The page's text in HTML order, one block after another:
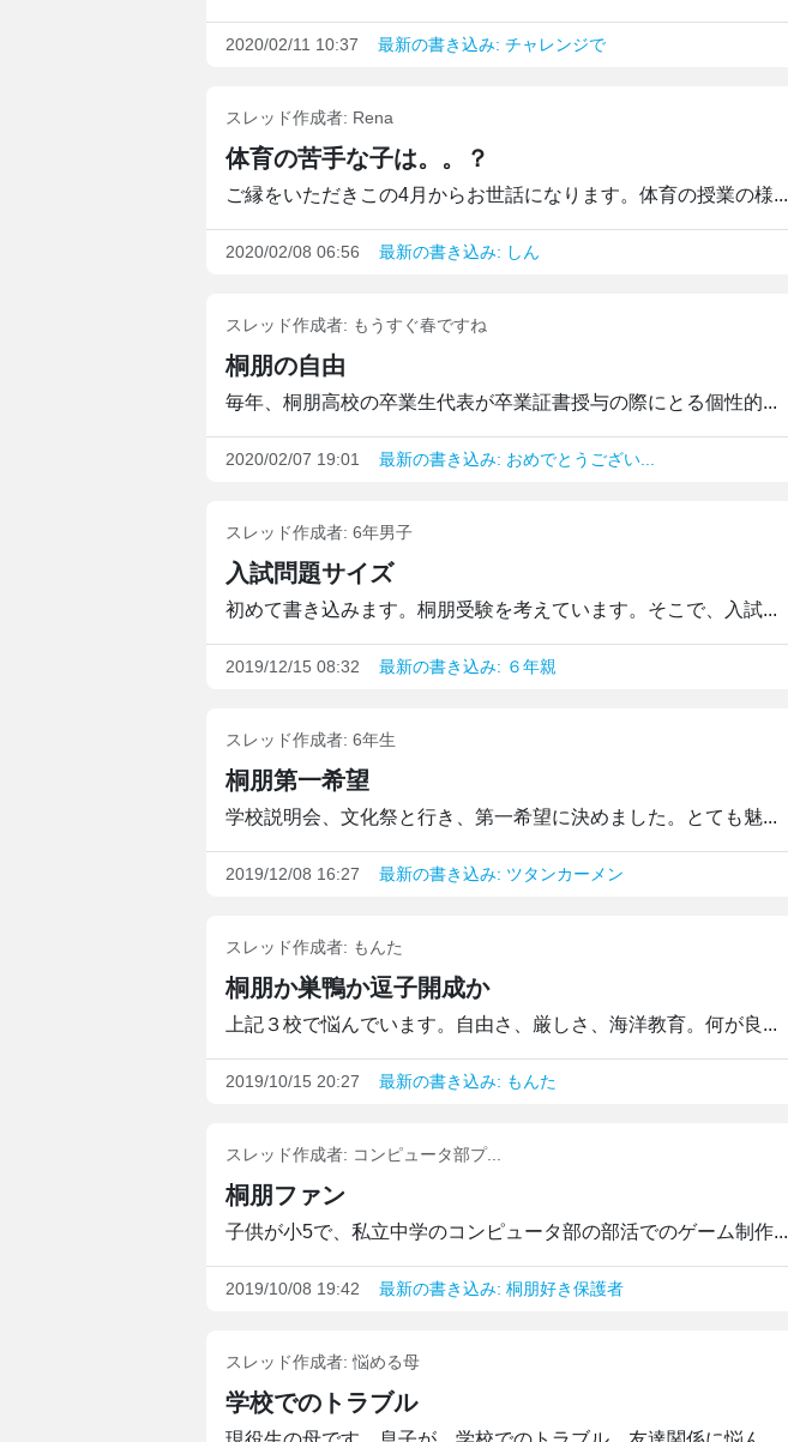
2020/02/11 10:37 最新の書き込み: チャレンジで
スレッド作成者: Rena
体育の苦手な子は。。？
ご縁をいただきこの4月からお世話になります。体育の授業の様...
2020/02/08 06:56 最新の書き込み: しん
スレッド作成者: もうすぐ春ですね
桐朋の自由
毎年、桐朋高校の卒業生代表が卒業証書授与の際にとる個性的...
2020/02/07 19:01 最新の書き込み: おめでとうござい...
スレッド作成者: 6年男子
入試問題サイズ
初めて書き込みます。桐朋受験を考えています。そこで、入試...
2019/12/15 08:32 最新の書き込み: ６年親
スレッド作成者: 6年生
桐朋第一希望
学校説明会、文化祭と行き、第一希望に決めました。とても魅...
2019/12/08 16:27 最新の書き込み: ツタンカーメン
スレッド作成者: もんた
桐朋か巣鴨か逗子開成か
上記３校で悩んでいます。自由さ、厳しさ、海洋教育。何が良...
2019/10/15 20:27 最新の書き込み: もんた
スレッド作成者: コンピュータ部プ...
桐朋ファン
子供が小5で、私立中学のコンピュータ部の部活でのゲーム制作...
2019/10/08 19:42 最新の書き込み: 桐朋好き保護者
スレッド作成者:悩める母
学校でのトラブル